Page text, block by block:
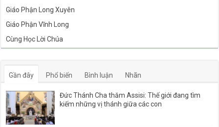
Giáo Phận Long Xuyên
Giáo Phận Vĩnh Long
Cùng Học Lời Chúa
Gần đây Phổ biến Bình luận Nhãn
Đức Thánh Cha thăm Assisi: Thế giới đang tìm
kiếm những vị thánh giữa các con